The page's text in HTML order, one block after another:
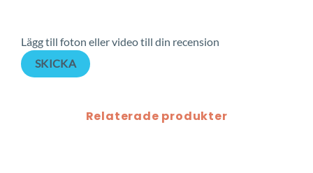
Lägg till foton eller video till din recension
SKICKA
Relaterade produkter